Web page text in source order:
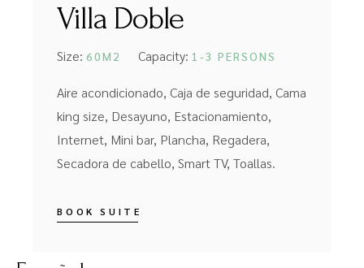
Villa Doble
Size:60M2 Capacity: 1-3 PERSONS
Aire acondicionado, Caja de seguridad, Cama
king size, Desayuno, Estacionamiento,
Internet, Mini bar, Plancha, Regadera,
Secadora de cabello, Smart TV, Toallas.
BOOK SUITE